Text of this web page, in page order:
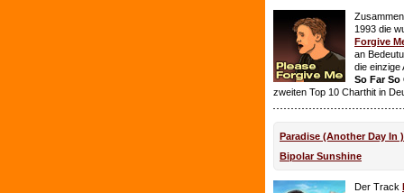
1993 die
Forgive
an
die einzige
So Far So
zweiten Top 10 Charthit in
Paradise (Another Day In
Bipolar Sunshine
Der Track